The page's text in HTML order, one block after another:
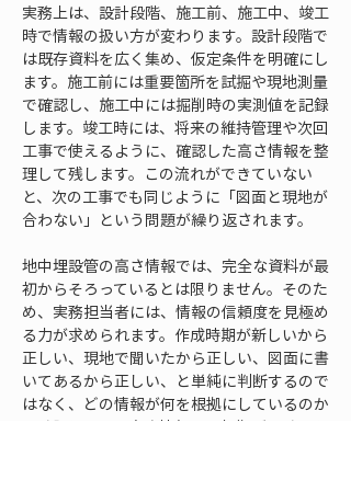
実務上は、設計段階、施工前、施工中、竣工
時で情報の扱い方が変わります。設計段階で
は既存資料を広く集め、仮定条件を明確にし
ます。施工前には重要箇所を試掘や現地測量
で確認し、施工中には掘削時の実測値を記録
します。竣工時には、将来の維持管理や次回
工事で使えるように、確認した高さ情報を整
理して残します。この流れができていない
と、次の工事でも同じように「図面と現地が
合わない」という問題が繰り返されます。
地中埋設管の高さ情報では、完全な資料が最
初からそろっているとは限りません。そのた
め、実務担当者には、情報の信頼度を見極め
る力が求められます。作成時期が新しいから
正しい、現地で聞いたから正しい、図面に書
いてあるから正しい、と単純に判断するので
はなく、どの情報が何を根拠にしているのか
を確認します。高さ情報は、根拠が明確であ